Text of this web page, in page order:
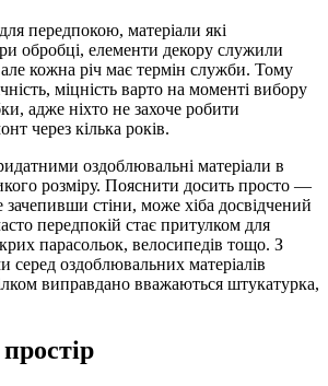
передпокою, матеріали які
обробці, елементи декору служили
кожна річ має термін служби. Тому
міцність варто на моменті вибору
адже ніхто не захоче робити
через кілька років.
оздоблювальні матеріали в
розміру. Пояснити досить просто —
стіни, може хіба досвідчений
передпокій стає притулком для
парасольок, велосипедів тощо. З
серед оздоблювальних матеріалів
виправдано вважаються штукатурка,